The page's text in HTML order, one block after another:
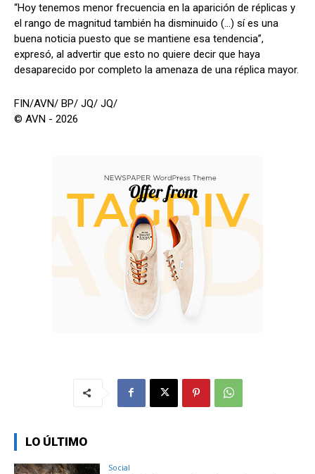
“Hoy tenemos menor frecuencia en la aparición de réplicas y
el rango de magnitud también ha disminuido (…) sí es una
buena noticia puesto que se mantiene esa tendencia”,
expresó, al advertir que esto no quiere decir que haya
desaparecido por completo la amenaza de una réplica mayor.
FIN/AVN/ BP/ JQ/ JQ/
© AVN - 2026
LO ÚLTIMO
Social